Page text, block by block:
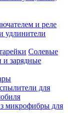
и реле
удлинители
Солевые
и зарядные
для
микрофибры для